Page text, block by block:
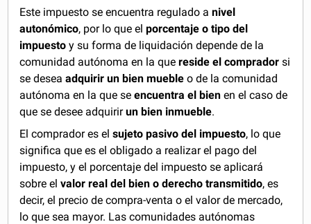
Este impuesto se encuentra regulado anivel
autonómico, por lo que elporcentaje o tipo del
impuesto y su forma de liquidación depende de la
comunidad autónoma en la quereside el compradorsi
se deseaadquirir un bien mueble o de la comunidad
autónoma en la que seencuentra el bienen el caso de
que se desee adquirirun bien inmueble.
El comprador es elsujeto pasivo del impuesto, lo que
significa que es el obligado a realizar el pago del
impuesto, y el porcentaje del impuesto se aplicará
sobre elvalor real del bien o derecho transmitido, es
decir, el precio de compra-venta o el valor de mercado,
lo que sea mayor. Las comunidades autónomas